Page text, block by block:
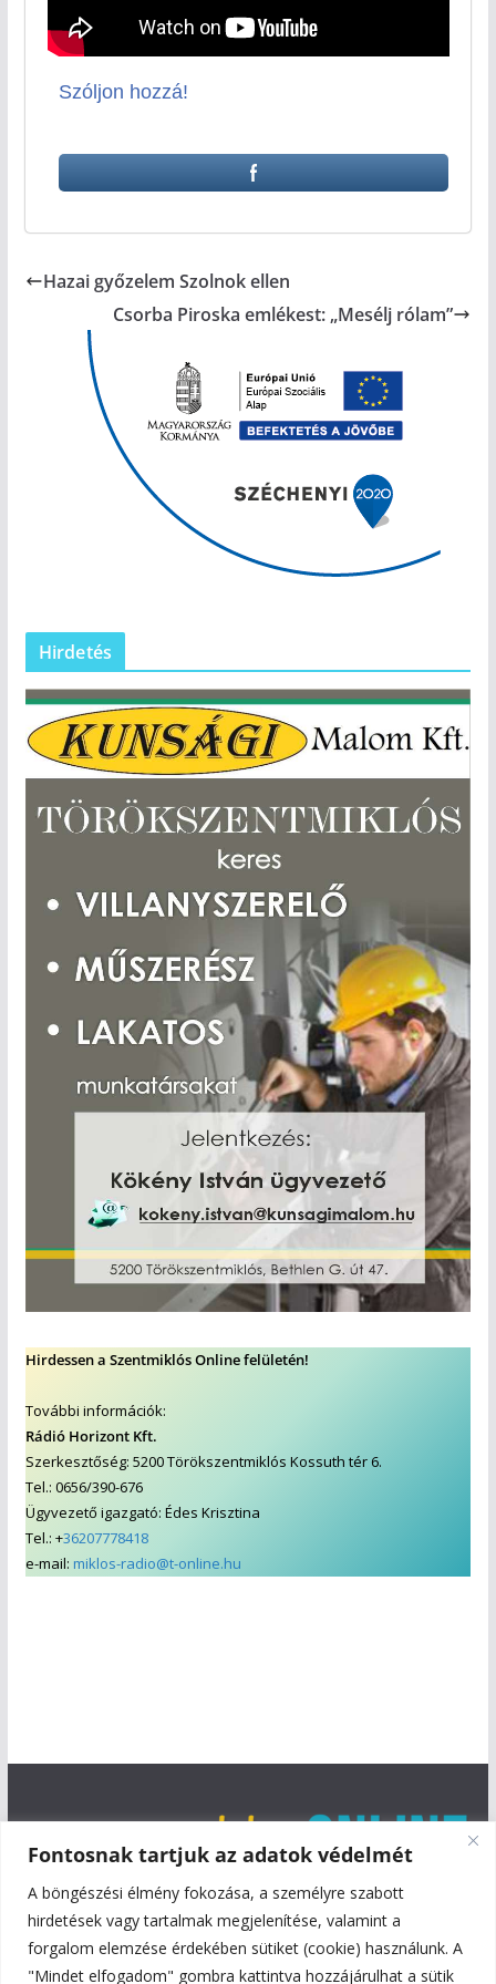
Fontosnak tartjuk az adatok védelmét
A böngészési élmény fokozása, a személyre szabott
hirdetések vagy tartalmak megjelenítése, valamint a
forgalom elemzése érdekében sütiket (cookie) használunk. A
"Mindet elfogadom" gombra kattintva hozzájárulhat a sütik
Szóljon hozzá!
Hazai győzelem Szolnok ellen
Csorba Piroska emlékest: „Mesélj rólam”
Hirdetés
Hirdessen a Szentmiklós Online felületén!
További információk:
Rádió Horizont Kft.
Szerkesztőség: 5200 Törökszentmiklós Kossuth tér 6.
Tel.: 0656/390-676
Ügyvezető igazgató: Édes Krisztina
Tel.: +36207778418
e-mail: miklos-radio@t-online.hu